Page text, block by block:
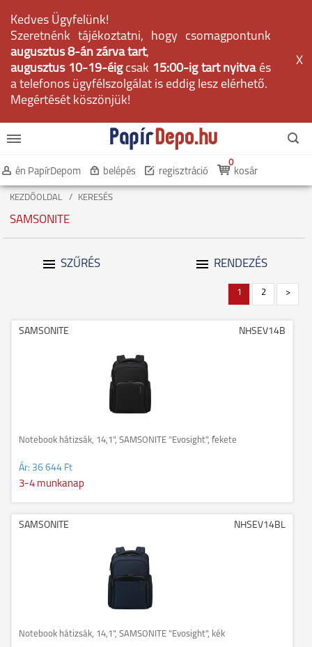
Kedves Ügyfelünk!
Szeretnénk tájékoztatni, hogy csomagpontunk
augusztus 8-án zárva tart,
augusztus 10-19-éig csak 15:00-ig tart nyitvaés
a telefonos ügyfélszolgálat is eddig lesz elérhető.
Megértését köszönjük!
X
én PapírDepom belépés regisztráció kosár
0
KEZDŐOLDAL KERESÉS
SAMSONITE
SZŰRÉS RENDEZÉS
1 2 >
SAMSONITE NHSEV14B
Notebook hátizsák, 14,1", SAMSONITE "Evosight", fekete
Ár: 36 644 Ft
3-4 munkanap
SAMSONITE NHSEV14BL
Notebook hátizsák, 14,1", SAMSONITE "Evosight", kék